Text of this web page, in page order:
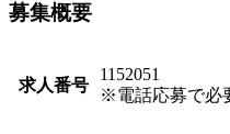
募集概要
求人番号
1152051
※電話応募で必